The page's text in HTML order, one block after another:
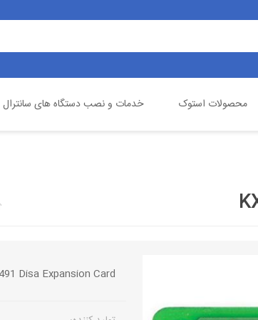
محصولات استوک خدمات و نصب دستگاه های سانترال
Disa Expansion Card